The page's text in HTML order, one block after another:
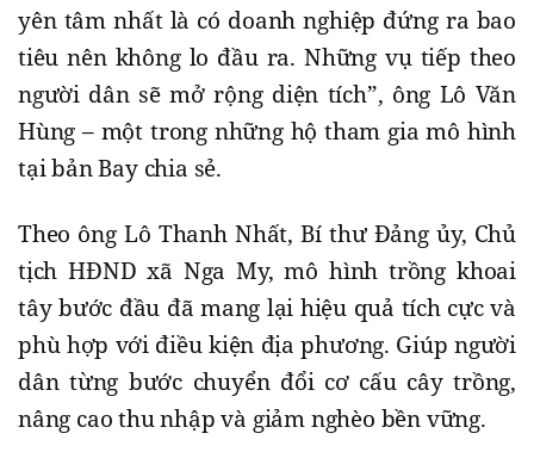
yên tâm nhất là có doanh nghiệp đứng ra bao
tiêu nên không lo đầu ra. Những vụ tiếp theo
người dân sẽ mở rộng diện tích”, ông Lô Văn
Hùng – một trong những hộ tham gia mô hình
tại bản Bay chia sẻ.
Theo ông Lô Thanh Nhất, Bí thư Đảng ủy, Chủ
tịch HĐND xã Nga My, mô hình trồng khoai
tây bước đầu đã mang lại hiệu quả tích cực và
phù hợp với điều kiện địa phương. Giúp người
dân từng bước chuyển đổi cơ cấu cây trồng,
nâng cao thu nhập và giảm nghèo bền vững.